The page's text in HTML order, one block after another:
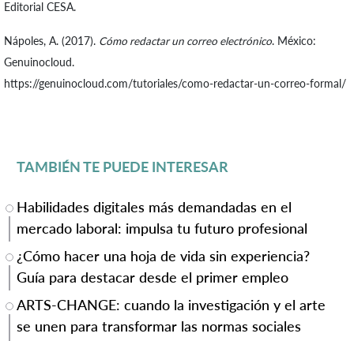
Editorial CESA.
Nápoles, A. (2017). Cómo redactar un correo electrónico. México:
Genuinocloud.
https://genuinocloud.com/tutoriales/como-redactar-un-correo-formal/
TAMBIÉN TE PUEDE INTERESAR
Habilidades digitales más demandadas en el
mercado laboral: impulsa tu futuro profesional
¿Cómo hacer una hoja de vida sin experiencia?
Guía para destacar desde el primer empleo
ARTS-CHANGE: cuando la investigación y el arte
se unen para transformar las normas sociales